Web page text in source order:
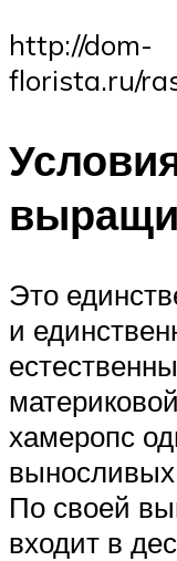
http://dom-
florista.ru/
Это
и
хамеропс
По своей
входит в